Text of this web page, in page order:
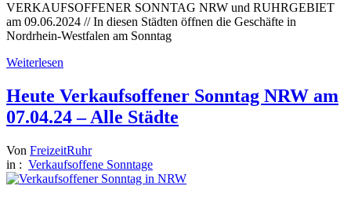
VERKAUFSOFFENER SONNTAG NRW und RUHRGEBIET
am 09.06.2024 // In diesen Städten öffnen die Geschäfte in
Nordrhein-Westfalen am Sonntag
Weiterlesen
Heute Verkaufsoffener Sonntag NRW am
07.04.24 – Alle Städte
Von FreizeitRuhr
in : Verkaufsoffene Sonntage